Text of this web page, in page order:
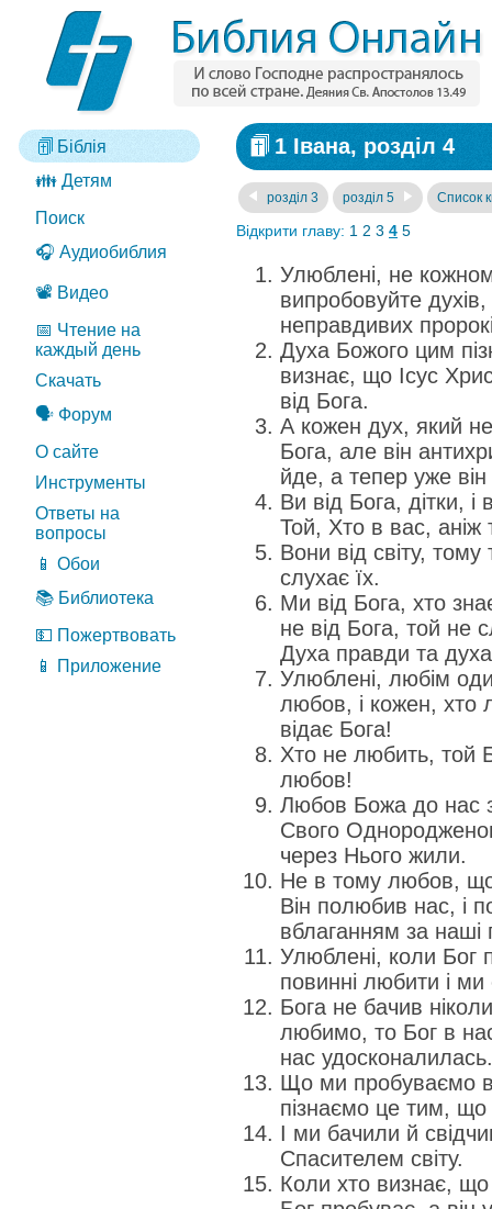
Біблія
👪 Детям
Поиск
🎧 Аудиобиблия
📽️ Видео
📅 Чтение на
каждый день
Скачать
🗣️ Форум
О сайте
Инструменты
Ответы на
вопросы
📱 Обои
📚 Библиотека
💵 Пожертвовать
📱 Приложение
1 Івана, розділ 4
розділ 3 розділ 5 Список
Відкрити главу: 1 2 3 4 5
Улюблені, не
випробовуйте
неправдивих
Духа Божого цим
визнає, що Ісус
від Бога.
А кожен дух, який
Бога, але він
йде, а тепер уже він
Ви від Бога, дітки,
Той, Хто в вас, аніж
Вони від світу, тому
слухає їх.
Ми від Бога, хто
не від Бога, той не
Духа правди та
Улюблені, любім
любов, і кожен, хто
відає Бога!
Хто не любить, той
любов!
Любов Божа до нас
Свого
через Нього жили.
Не в тому любов,
Він полюбив нас, і
вблаганням за наші
Улюблені, коли Бог
повинні любити і
Бога не бачив
любимо, то Бог в
нас удосконалилась.
Що ми пробуваємо
пізнаємо це тим,
І ми бачили й
Спасителем світу.
Коли хто визнає,